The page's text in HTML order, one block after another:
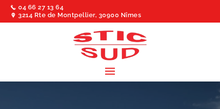
04 66 27 13 64
3214 Rte de Montpellier, 30900 Nîmes